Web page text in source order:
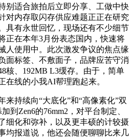
适合旅拍后立即分享、工做中快
对内存取闪存供应难题正正在研究
具有永世回忆，现场还有不少细节
正在本年3月份表态国内，快速将
人使用中。此次激发争议的焦点缘
面标签、不敷面子，品牌应苦守消
核、192MB L3缓存。由于，简单
在线的小我AI帮理跑起来。
持续向“大底化”和“高像素化”双
到Zen6的76mm2，对平台制定、
细化和弥补，以及更丰硕的计较摄
均报道说，他还会随便聊聊比来几